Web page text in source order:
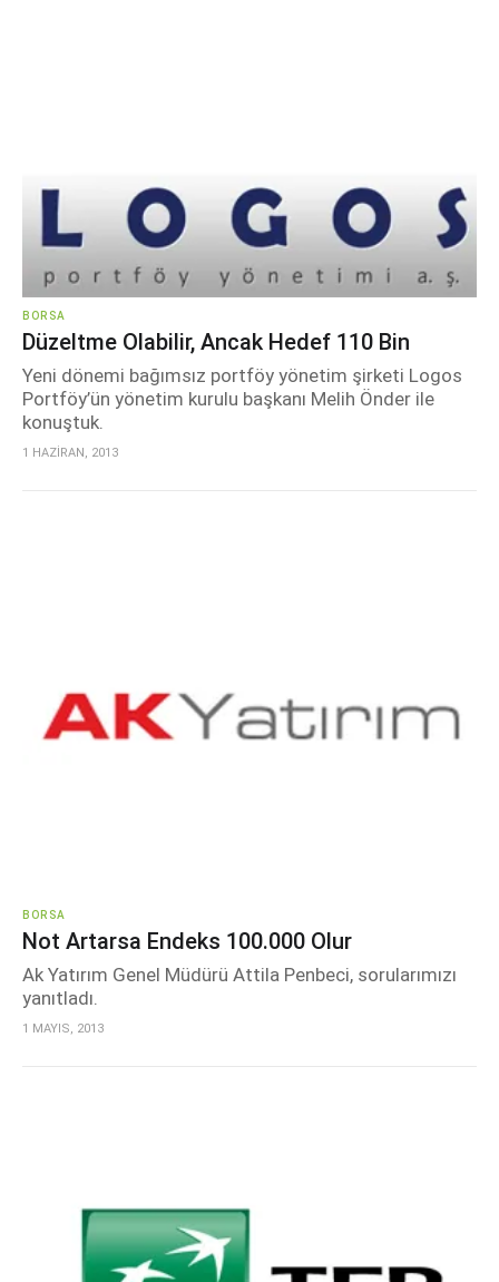
BORSA
Düzeltme Olabilir, Ancak Hedef 110 Bin
Yeni dönemi bağımsız portföy yönetim şirketi Logos
Portföy’ün yönetim kurulu başkanı Melih Önder ile
konuştuk.
1 HAZİRAN, 2013
BORSA
Not Artarsa Endeks 100.000 Olur
Ak Yatırım Genel Müdürü Attila Penbeci, sorularımızı
yanıtladı.
1 MAYIS, 2013